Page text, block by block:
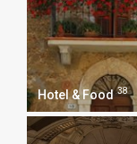
Hotel & Food 38